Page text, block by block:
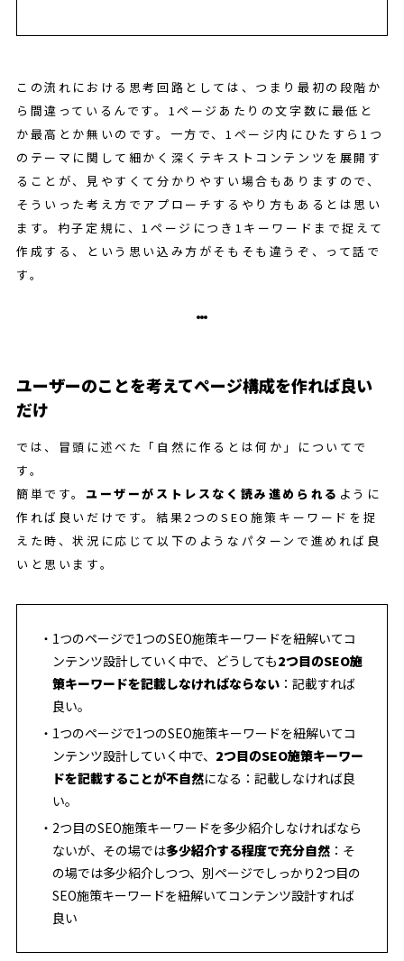
この流れにおける思考回路としては、つまり最初の段階か
ら間違っているんです。1ページあたりの文字数に最低と
か最高とか無いのです。一方で、1ページ内にひたすら1つ
のテーマに関して細かく深くテキストコンテンツを展開す
ることが、見やすくて分かりやすい場合もありますので、
そういった考え方でアプローチするやり方もあるとは思い
ます。杓子定規に、1ページにつき1キーワードまで捉えて
作成する、という思い込み方がそもそも違うぞ、って話で
す。
ユーザーのことを考えてページ構成を作れば良い
だけ
では、冒頭に述べた「自然に作るとは何か」についてで
す。
簡単です。 ユーザーがストレスなく読み進められる ように
作れば良いだけです。結果2つのSEO施策キーワードを捉
えた時、状況に応じて以下のようなパターンで進めれば良
いと思います。
1つのページで1つのSEO施策キーワードを紐解いてコ
ンテンツ設計していく中で、どうしても2つ目のSEO施
策キーワードを記載しなければならない：記載すれば
良い。
1つのページで1つのSEO施策キーワードを紐解いてコ
ンテンツ設計していく中で、 2つ目のSEO施策キーワー
ドを記載することが不自然になる：記載しなければ良
い。
2つ目のSEO施策キーワードを多少紹介しなければなら
ないが、その場では多少紹介する程度で充分自然：そ
の場では多少紹介しつつ、別ページでしっかり2つ目の
SEO施策キーワードを紐解いてコンテンツ設計すれば
良い